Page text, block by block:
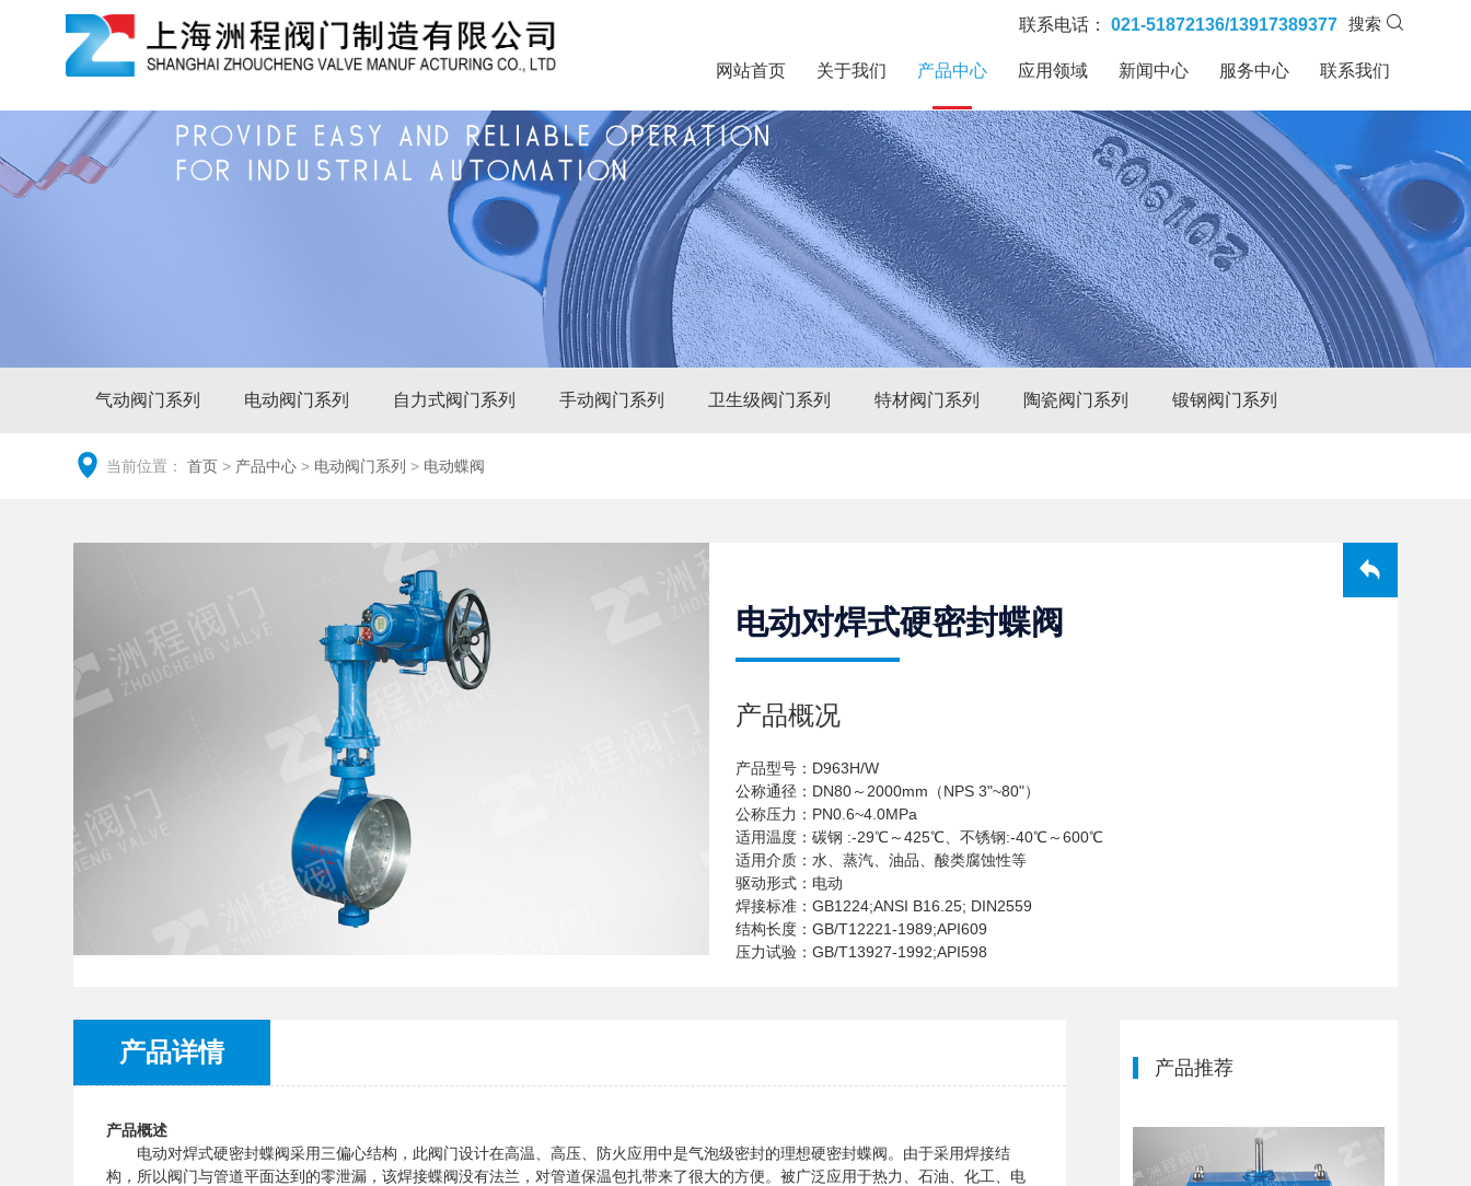
搜索
联系电话： 021-51872136/13917389377
网站首页 关于我们 产品中心 应用领域 新闻中心 服务中心 联系我们
气动阀门系列 电动阀门系列 自力式阀门系列 手动阀门系列 卫生级阀门系列 特材阀门系列 陶瓷阀门系列 锻钢阀门系列
当前位置：首页 > 产品中心 > 电动阀门系列 > 电动蝶阀
电动对焊式硬密封蝶阀
产品概况
产品型号：D963H/W
公称通径：DN80～2000mm（NPS 3"~80"）
公称压力：PN0.6~4.0MPa
适用温度：碳钢 :-29℃～425℃、不锈钢:-40℃～600℃
适用介质：水、蒸汽、油品、酸类腐蚀性等
驱动形式：电动
焊接标准：GB1224;ANSI B16.25; DIN2559
结构长度：GB/T12221-1989;API609
压力试验：GB/T13927-1992;API598
产品详情
产品概述
电动对焊式硬密封蝶阀采用三偏心结构，此阀门设计在高温、高压、防火应用中是气泡级密封的理想硬密封蝶阀。由于采用焊接结
构，所以阀门与管道平面达到的零泄漏，该焊接蝶阀没有法兰，对管道保温包扎带来了很大的方便。被广泛应用于热力、石油、化工、电
产品推荐